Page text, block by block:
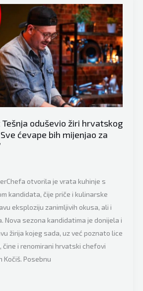
Tešnja oduševio žiri hrvatskog
ćevape bih mijenjao za
otvorila je vrata kuhinje s
kandidata, čije priče i kulinarske
eksploziju zanimljivih okusa, ali i
Nova sezona kandidatima je donijela i
žirija kojeg sada, uz već poznato lice
čine i renomirani hrvatski chefovi
Kočiš. Posebnu